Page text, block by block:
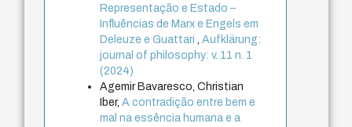
Representação e Estado –
Influências de Marx e Engels em
Deleuze e Guattari,Aufklärung:
journal of philosophy: v. 11 n. 1
(2024)
Agemir Bavaresco, Christian
Iber,A contradição entre bem e
mal na essência humana e a